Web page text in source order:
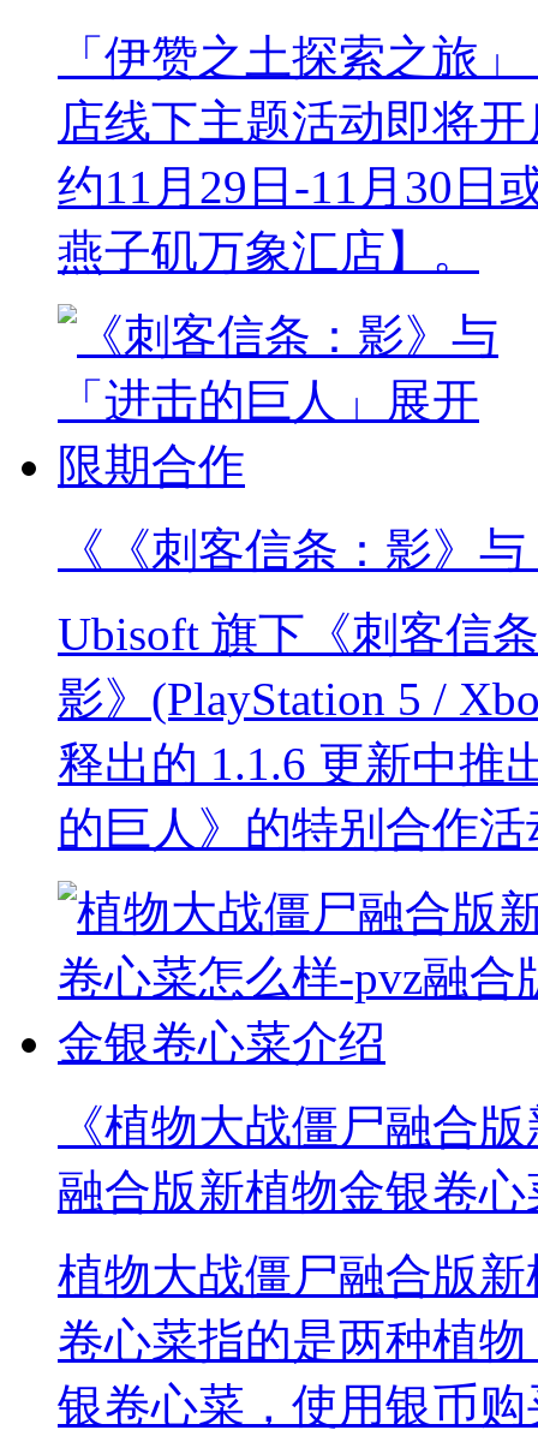
「伊赞之土探索之旅
店线下主题活动即将
约11月29日-11月30日
燕子矶万象汇店】。
《《刺客信条：影》
Ubisoft 旗下《刺客信
影》(PlayStation 5 /
释出的 1.1.6 更新中推
的巨人》的特别合作活
《植物大战僵尸融合
融合版新植物金银卷
植物大战僵尸融合版
卷心菜指的是两种植
银卷心菜，使用银币